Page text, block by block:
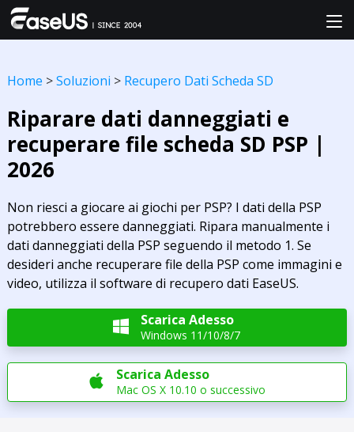
Home >Soluzioni > Recupero Dati Scheda SD
Riparare dati danneggiati e
recuperare file scheda SD PSP |
2026
Non riesci a giocare ai giochi per PSP? I dati della PSP
potrebbero essere danneggiati. Ripara manualmente i
dati danneggiati della PSP seguendo il metodo 1. Se
desideri anche recuperare file della PSP come immagini e
video, utilizza il software di recupero dati EaseUS.
 Scarica Adesso
Windows 11/10/8/7
 Scarica Adesso
Mac OS X 10.10 o successivo